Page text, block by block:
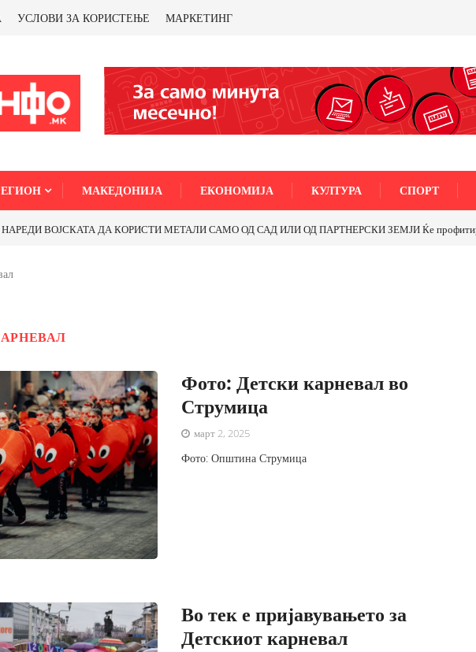
УСЛОВИ ЗА КОРИСТЕЊЕ МАРКЕТИНГ
МАКЕДОНИЈА ЕКОНОМИЈА КУЛТУРА СПОРТ
и со антимонот?Почнува реконструкцијата на улицата „5-ти Ноември“ во Струмица
Фото: Детски карневал во
Струмица
март 2, 2025
Фото: Општина Струмица
Во тек е пријавувањето за
Детскиот карневал